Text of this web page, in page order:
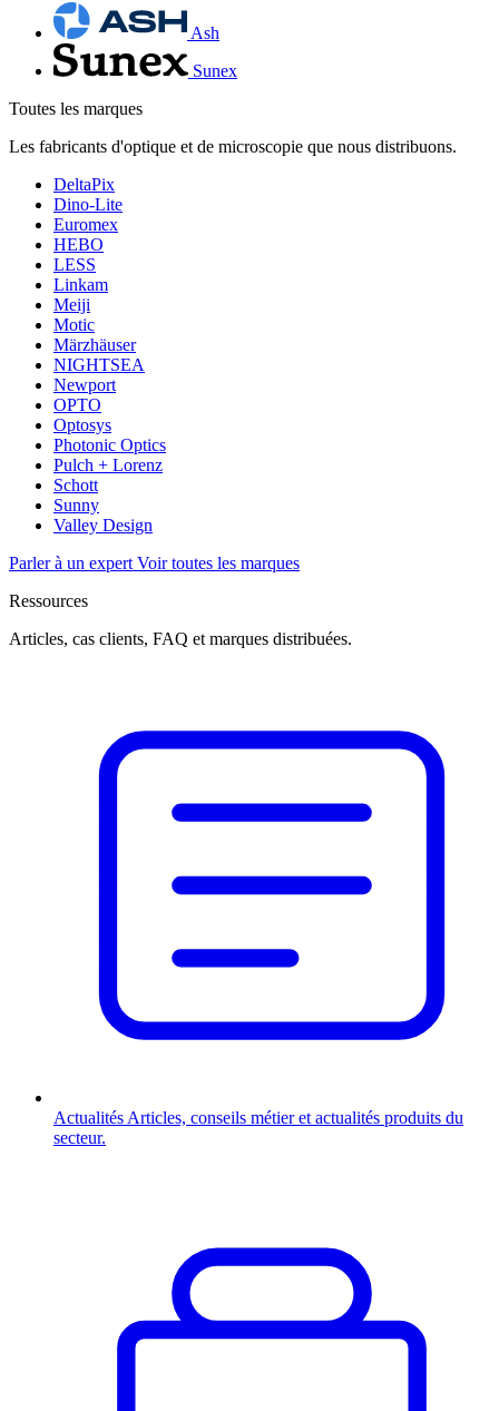
Ash
Sunex
Toutes les marques
Les fabricants d'optique et de microscopie que nous distribuons.
DeltaPix
Dino-Lite
Euromex
HEBO
LESS
Linkam
Meiji
Motic
Märzhäuser
NIGHTSEA
Newport
OPTO
Optosys
Photonic Optics
Pulch + Lorenz
Schott
Sunny
Valley Design
Parler à un expert Voir toutes les marques
Ressources
Articles, cas clients, FAQ et marques distribuées.
Actualités Articles, conseils métier et actualités produits du
secteur.